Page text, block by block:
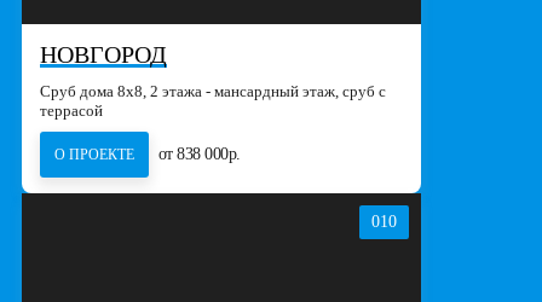
НОВГОРОД
Сруб дома 8х8, 2 этажа - мансардный этаж, сруб с
террасой
О ПРОЕКТЕ от 838 000р.
010